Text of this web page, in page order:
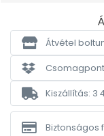
Átvétel
Kiszállítás: 3
Biztonságos